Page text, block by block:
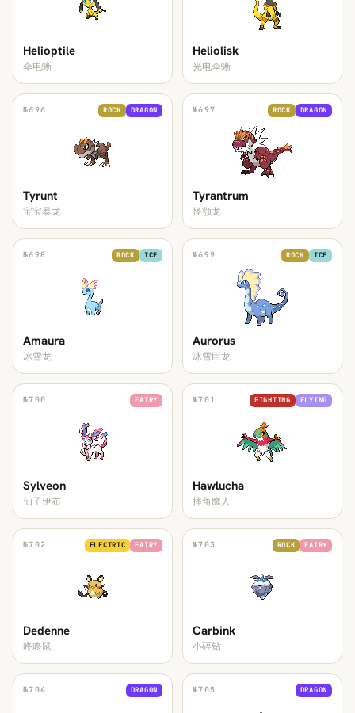
Helioptile
伞电蜥
Heliolisk
光电伞蜥
№696 ROCK DRAGON
Tyrunt
宝宝暴龙
№697 ROCK DRAGON
Tyrantrum
怪颚龙
№698 ROCK ICE
Amaura
冰雪龙
№699 ROCK ICE
Aurorus
冰雪巨龙
№700 FAIRY
Sylveon
仙子伊布
№701 FIGHTING FLYING
Hawlucha
摔角鹰人
№702 ELECTRIC FAIRY
Dedenne
咚咚鼠
№703 ROCK FAIRY
Carbink
小碎钻
№704 DRAGON №705 DRAGON